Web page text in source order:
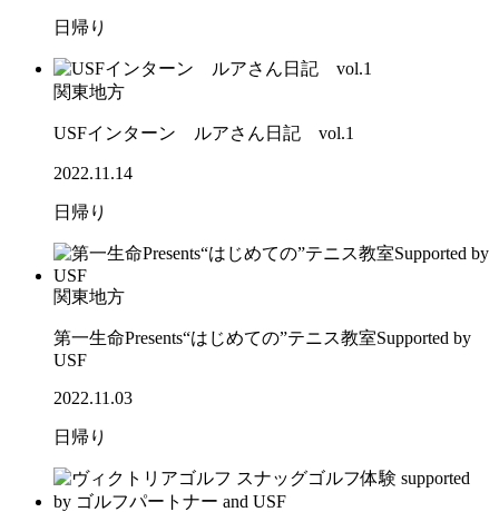
日帰り
関東地方
USFインターン ルアさん日記 vol.1
2022.11.14
日帰り
関東地方
第一生命Presents“はじめての”テニス教室Supported by
USF
2022.11.03
日帰り